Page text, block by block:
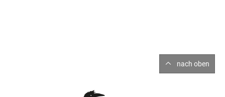
nach oben